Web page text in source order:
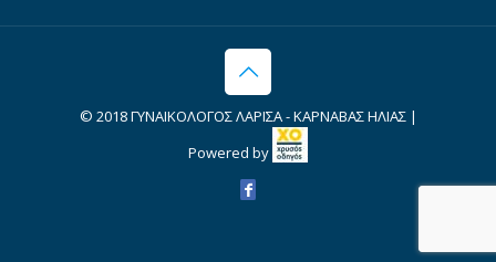
© 2018 ΓΥΝΑΙΚΟΛΟΓΟΣ ΛΑΡΙΣΑ - ΚΑΡΝΑΒΑΣ ΗΛΙΑΣ |
Powered by